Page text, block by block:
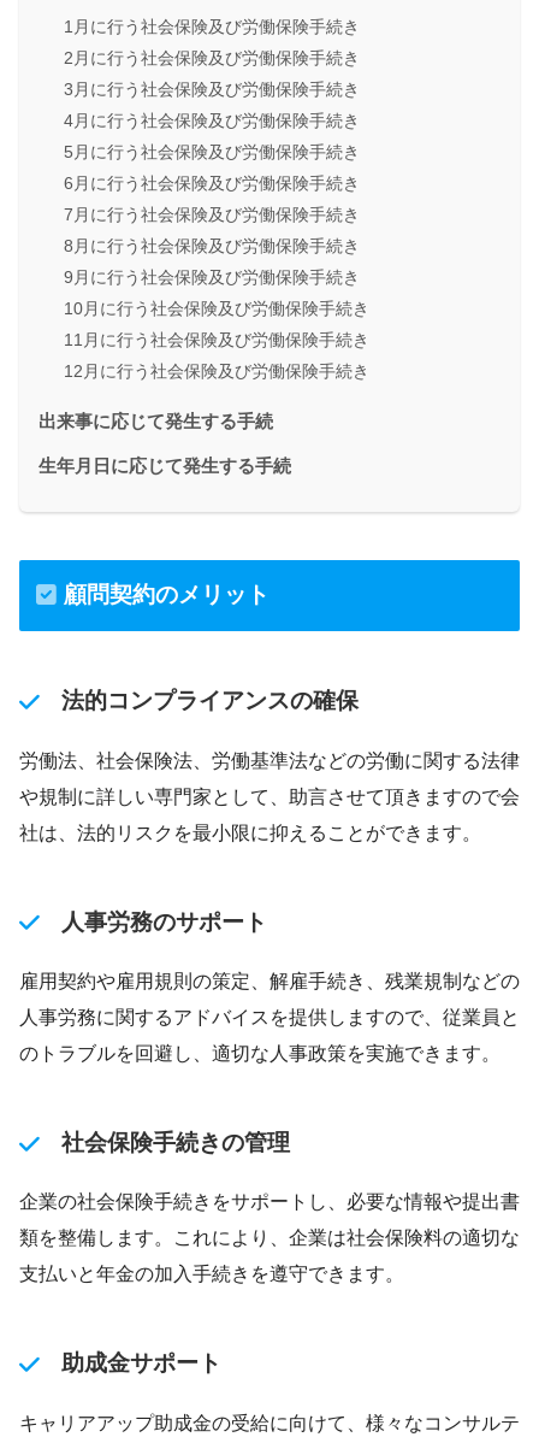
1月に行う社会保険及び労働保険手続き
2月に行う社会保険及び労働保険手続き
3月に行う社会保険及び労働保険手続き
4月に行う社会保険及び労働保険手続き
5月に行う社会保険及び労働保険手続き
6月に行う社会保険及び労働保険手続き
7月に行う社会保険及び労働保険手続き
8月に行う社会保険及び労働保険手続き
9月に行う社会保険及び労働保険手続き
10月に行う社会保険及び労働保険手続き
11月に行う社会保険及び労働保険手続き
12月に行う社会保険及び労働保険手続き
出来事に応じて発生する手続
生年月日に応じて発生する手続
顧問契約のメリット
法的コンプライアンスの確保
労働法、社会保険法、労働基準法などの労働に関する法律
や規制に詳しい専門家として、助言させて頂きますので会
社は、法的リスクを最小限に抑えることができます。
人事労務のサポート
雇用契約や雇用規則の策定、解雇手続き、残業規制などの
人事労務に関するアドバイスを提供しますので、従業員と
のトラブルを回避し、適切な人事政策を実施できます。
社会保険手続きの管理
企業の社会保険手続きをサポートし、必要な情報や提出書
類を整備します。これにより、企業は社会保険料の適切な
支払いと年金の加入手続きを遵守できます。
助成金サポート
キャリアアップ助成金の受給に向けて、様々なコンサルテ